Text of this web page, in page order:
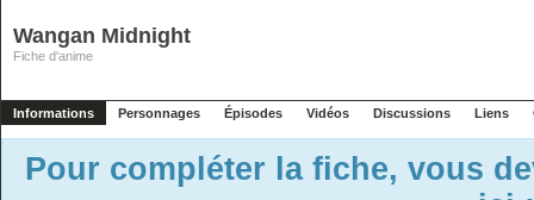
Wangan Midnight
Fiche d'anime
Informations Personnages Épisodes Vidéos Discussions Liens
Pour compléter la fiche, vous